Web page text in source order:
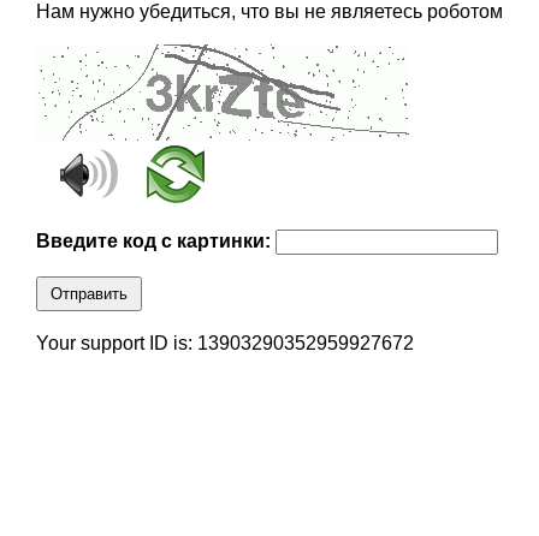
Нам нужно убедиться, что вы не являетесь роботом
Введите код с картинки:
Отправить
Your support ID is: 13903290352959927672